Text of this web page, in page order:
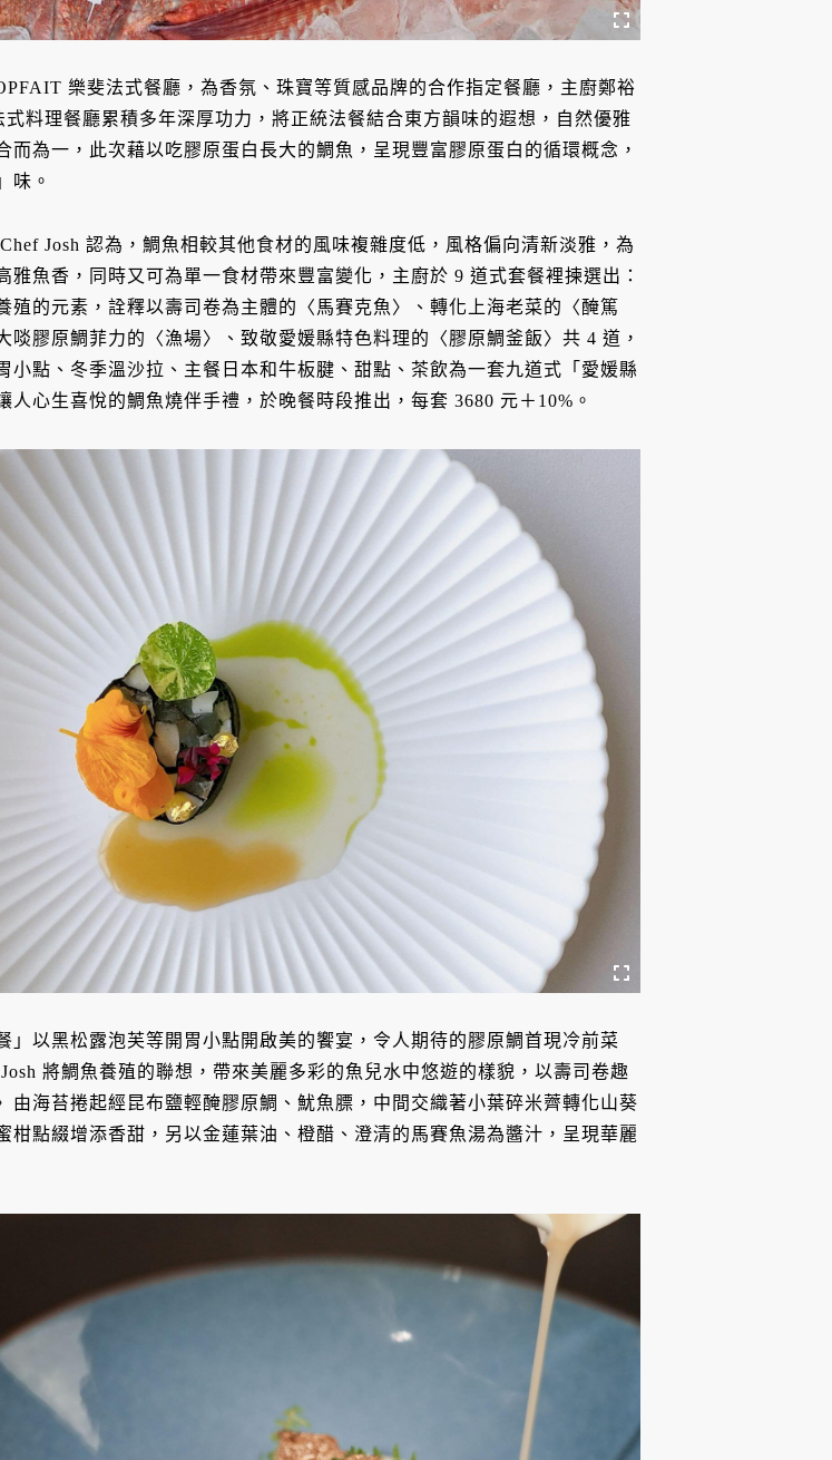
樂斐法式餐廳，為香氛、珠寶等質感品牌的合作指定餐廳，主廚鄭裕
料理餐廳累積多年深厚功力，將正統法餐結合東方韻味的遐想，自然優雅
而為一，此次藉以吃膠原蛋白長大的鯛魚，呈現豐富膠原蛋白的循環概念，
味。
Josh 認為，鯛魚相較其他食材的風味複雜度低，風格偏向清新淡雅，為
雅魚香，同時又可為單一食材帶來豐富變化，主廚於 9 道式套餐裡揀選出：
殖的元素，詮釋以壽司卷為主體的〈馬賽克魚〉、轉化上海老菜的〈醃篤
啖膠原鯛菲力的〈漁場〉、致敬愛媛縣特色料理的〈膠原鯛釜飯〉共 4 道，
小點、冬季溫沙拉、主餐日本和牛板腱、甜點、茶飲為一套九道式「愛媛縣
人心生喜悅的鯛魚燒伴手禮，於晚餐時段推出，每套 3680 元＋10%。
」以黑松露泡芙等開胃小點開啟美的饗宴，令人期待的膠原鯛首現冷前菜
Josh 將鯛魚養殖的聯想，帶來美麗多彩的魚兒水中悠遊的樣貌，以壽司卷趣
由海苔捲起經昆布鹽輕醃膠原鯛、魷魚膘，中間交織著小葉碎米薺轉化山葵
柑點綴增添香甜，另以金蓮葉油、橙醋、澄清的馬賽魚湯為醬汁，呈現華麗